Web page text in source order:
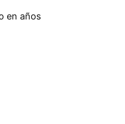
en años